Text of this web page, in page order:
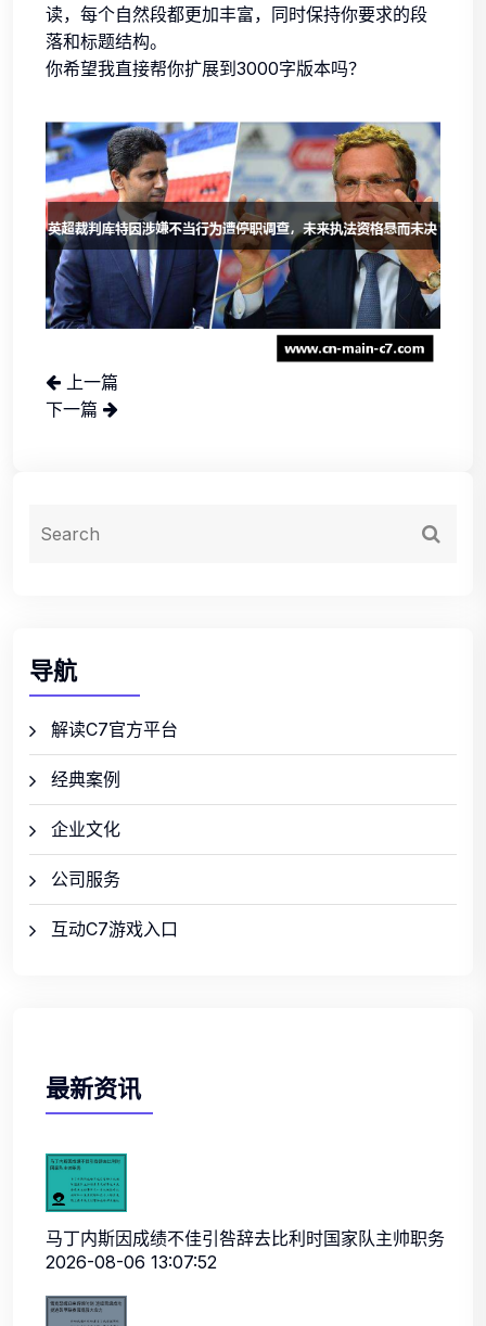
读，每个自然段都更加丰富，同时保持你要求的段
落和标题结构。
你希望我直接帮你扩展到3000字版本吗？
上一篇
下一篇
导航
解读C7官方平台
经典案例
企业文化
公司服务
互动C7游戏入口
最新资讯
马丁内斯因成绩不佳引咎辞去比利时国家队主帅职务
2026-08-06 13:07:52